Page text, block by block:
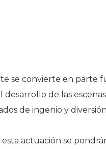
se convierte en parte
desarrollo de las
de ingenio y
esta actuación se